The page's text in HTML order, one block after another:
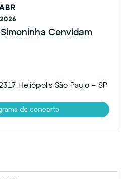
2026
Convidam
Heliópolis São Paulo – SP
de concerto